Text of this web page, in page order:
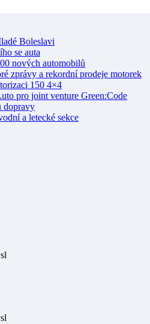
Boleslavi
se auta
nových automobilů
zprávy a rekordní prodeje motorek
150 4×4
pro joint venture Green:Code
dopravy
a letecké sekce